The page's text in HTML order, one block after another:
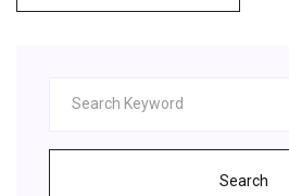
Search